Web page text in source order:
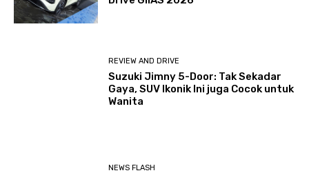
REVIEW AND DRIVE
Suzuki Jimny 5-Door: Tak Sekadar
Gaya, SUV Ikonik Ini juga Cocok untuk
Wanita
NEWS FLASH